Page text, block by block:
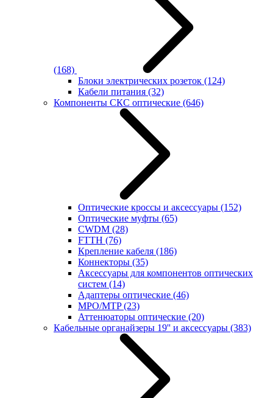
(168)
Блоки электрических розеток (124)
Кабели питания (32)
Компоненты СКС оптические (646)
Оптические кроссы и аксессуары (152)
Оптические муфты (65)
CWDM (28)
FTTH (76)
Крепление кабеля (186)
Коннекторы (35)
Аксессуары для компонентов оптических
систем (14)
Адаптеры оптические (46)
MPO/MTP(23)
Аттенюаторы оптические (20)
Кабельные органайзеры 19'' и аксессуары (383)